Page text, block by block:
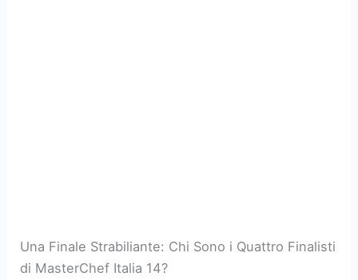
Una Finale Strabiliante: Chi Sono i Quattro Finalisti
di MasterChef Italia 14?